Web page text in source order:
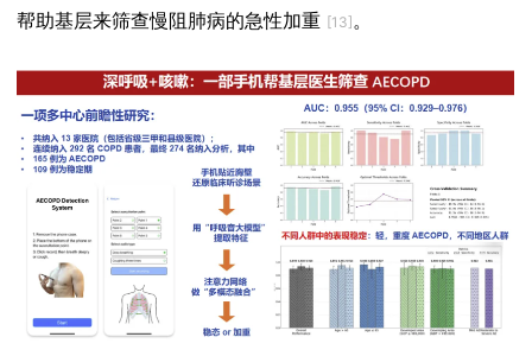
帮助基层来筛查慢阻肺病的急性加重 [13] 。